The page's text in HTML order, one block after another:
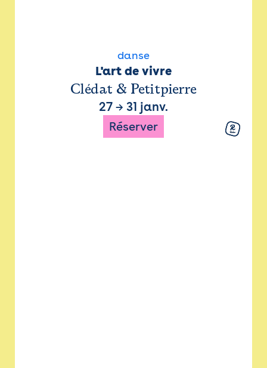
danse
L'art de vivre
Clédat & Petitpierre
27 → 31 janv.
Réserver